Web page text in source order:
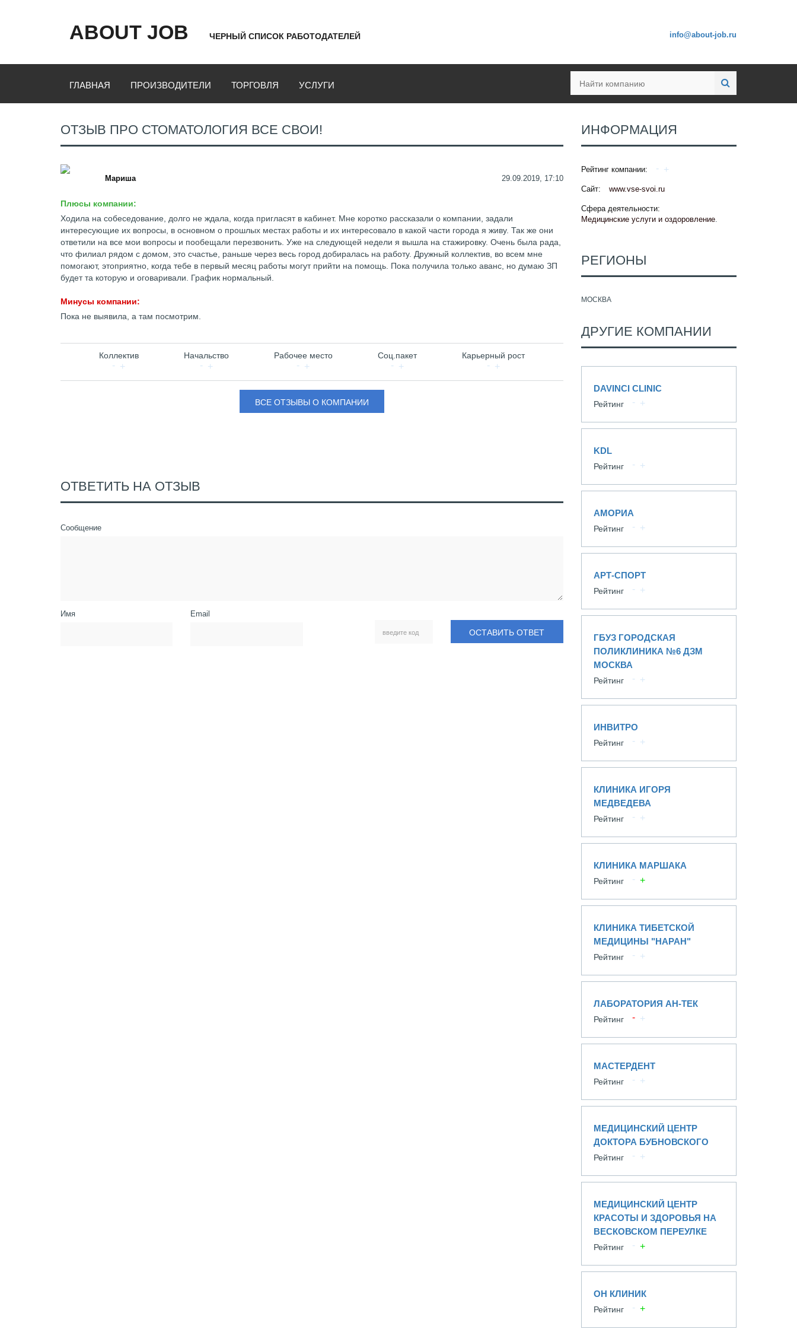
ABOUT JOB ЧЕРНЫЙ СПИСОК РАБОТОДАТЕЛЕЙ info@about-job.ru
ГЛАВНАЯ ПРОИЗВОДИТЕЛИ ТОРГОВЛЯ УСЛУГИ
ОТЗЫВ ПРО СТОМАТОЛОГИЯ ВСЕ СВОИ!
Мариша 29.09.2019, 17:10
Плюсы компании:
Ходила на собеседование, долго не ждала, когда пригласят в кабинет. Мне коротко рассказали о компании, задали
интересующие их вопросы, в основном о прошлых местах работы и их интересовало в какой части города я живу. Так же они
ответили на все мои вопросы и пообещали перезвонить. Уже на следующей недели я вышла на стажировку. Очень была рада,
что филиал рядом с домом, это счастье, раньше через весь город добиралась на работу. Дружный коллектив, во всем мне
помогают, этоприятно, когда тебе в первый месяц работы могут прийти на помощь. Пока получила только аванс, но думаю ЗП
будет та которую и оговаривали. График нормальный.
Минусы компании:
Пока не выявила, а там посмотрим.
Коллектив Начальство Рабочее место Соц.пакет Карьерный рост
ВСЕ ОТЗЫВЫ О КОМПАНИИ
ОТВЕТИТЬ НА ОТЗЫВ
Сообщение
Имя Email
ОСТАВИТЬ ОТВЕТ
ИНФОРМАЦИЯ
Рейтинг компании:
Сайт: www.vse-svoi.ru
Сфера деятельности:
Медицинские услуги и оздоровление.
РЕГИОНЫ
МОСКВА
ДРУГИЕ КОМПАНИИ
DAVINCI CLINIC
Рейтинг
KDL
Рейтинг
АМОРИА
Рейтинг
АРТ-СПОРТ
Рейтинг
ГБУЗ ГОРОДСКАЯ
ПОЛИКЛИНИКА №6 ДЗМ
МОСКВА
Рейтинг
ИНВИТРО
Рейтинг
КЛИНИКА ИГОРЯ
МЕДВЕДЕВА
Рейтинг
КЛИНИКА МАРШАКА
Рейтинг
КЛИНИКА ТИБЕТСКОЙ
МЕДИЦИНЫ "НАРАН"
Рейтинг
ЛАБОРАТОРИЯ АН-ТЕК
Рейтинг
МАСТЕРДЕНТ
Рейтинг
МЕДИЦИНСКИЙ ЦЕНТР
ДОКТОРА БУБНОВСКОГО
Рейтинг
МЕДИЦИНСКИЙ ЦЕНТР
КРАСОТЫ И ЗДОРОВЬЯ НА
ВЕСКОВСКОМ ПЕРЕУЛКЕ
Рейтинг
ОН КЛИНИК
Рейтинг